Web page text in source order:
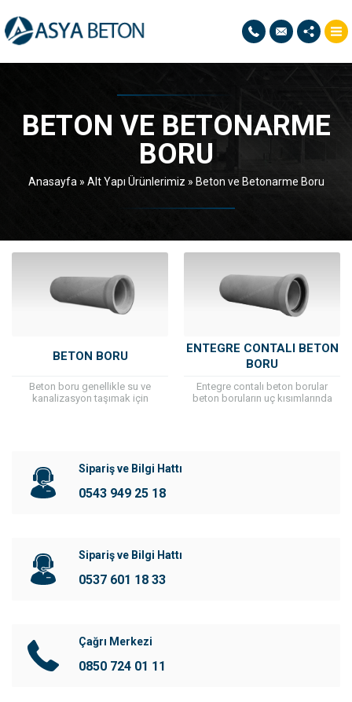
BETON VE BETONARME
BORU
Anasayfa » Alt Yapı Ürünlerimiz » Beton ve Betonarme Boru
BETON BORU
Beton boru genellikle su ve
kanalizasyon taşımak için
ENTEGRE CONTALI BETON
BORU
Entegre contalı beton borular
beton boruların uç kısımlarında
Sipariş ve Bilgi Hattı
0543 949 25 18
Sipariş ve Bilgi Hattı
0537 601 18 33
Çağrı Merkezi
0850 724 01 11